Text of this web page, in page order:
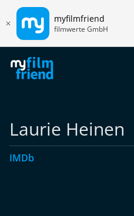
myfilmfriend
filmwerte GmbH
Laurie Heinen
IMDb